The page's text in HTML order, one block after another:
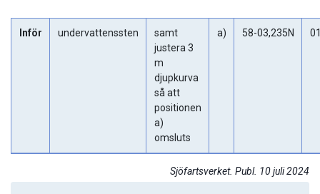
Inför undervattenssten
samt
justera 3
m
djupkurva
så att
positionen
a)
omsluts
a) 58-03,235N
Sjöfartsverket. Publ. 10 juli 2024